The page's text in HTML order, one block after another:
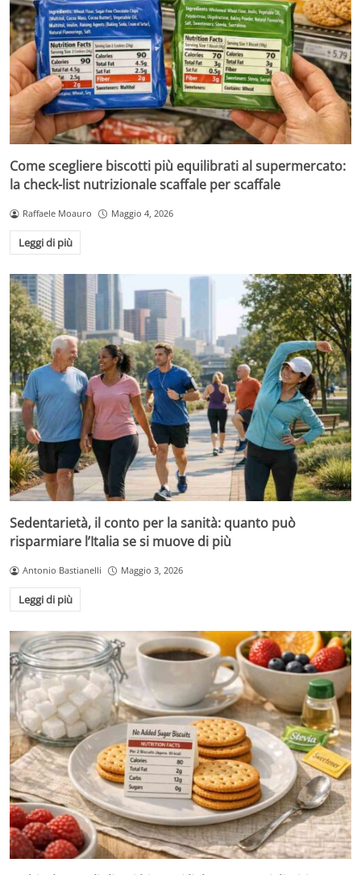
Come scegliere biscotti più equilibrati al supermercato:
la check-list nutrizionale scaffale per scaffale
Raffaele Moauro Maggio 4, 2026
Leggi di più
Sedentarietà, il conto per la sanità: quanto può
risparmiare l’Italia se si muove di più
Antonio Bastianelli Maggio 3, 2026
Leggi di più